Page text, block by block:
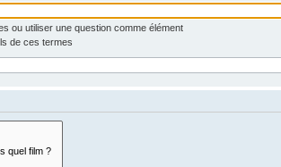
ou utiliser une question comme élément
de ces termes